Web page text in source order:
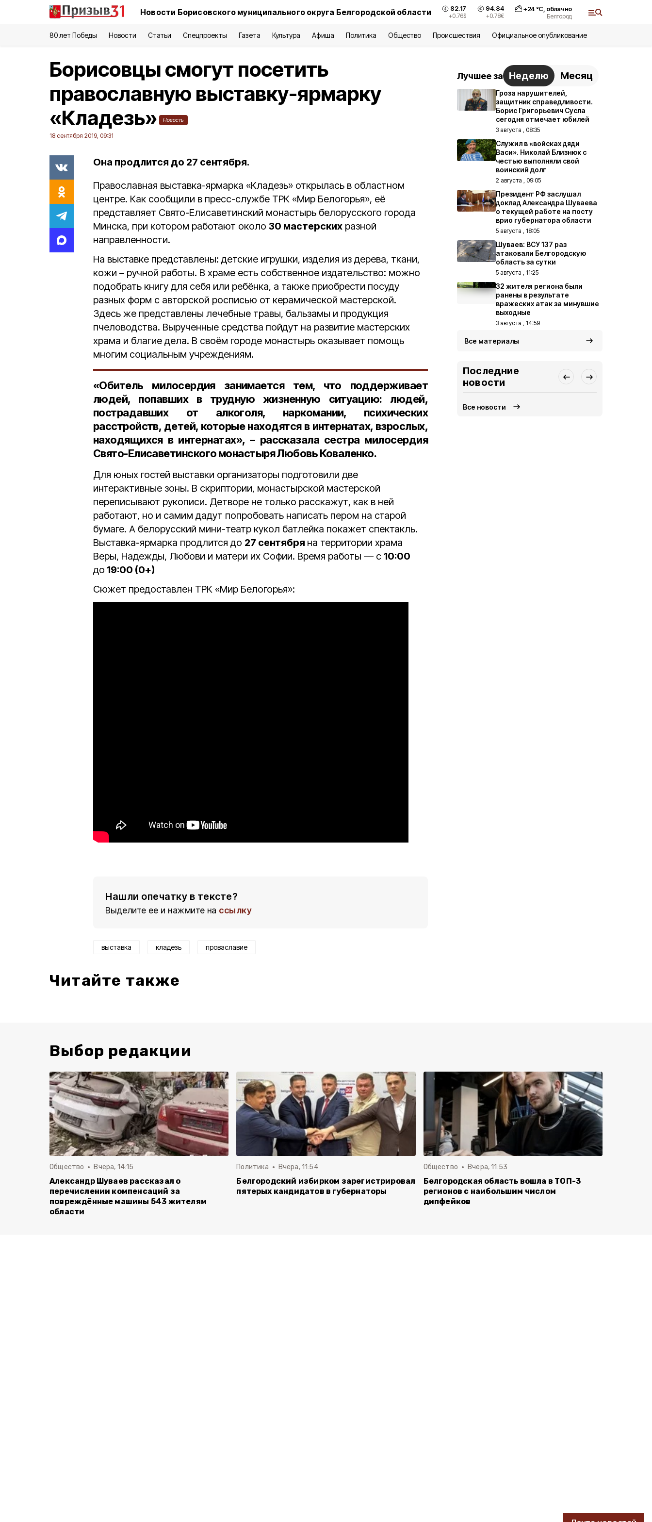
Новости Борисовского муниципального округа Белгородской области 82.17
+0.76$
94.84
+0.78€
+24°С, облачно
Белгород
80 лет Победы Новости Статьи Спецпроекты Газета Культура Афиша Политика Общество Происшествия Официальное опубликование
Борисовцы смогут посетить
православную выставку-ярмарку
«Кладезь»
Новость
18 сентября 2019, 09:31
Она продлится до 27 сентября.
Православная выставка-ярмарка «Кладезь» открылась в областном
центре. Как сообщили в пресс-службе ТРК «Мир Белогорья», её
представляет Свято-Елисаветинский монастырь белорусского города
Минска, при котором работают около 30 мастерских разной
направленности.
На выставке представлены: детские игрушки, изделия из дерева, ткани,
кожи – ручной работы. В храме есть собственное издательство: можно
подобрать книгу для себя или ребёнка, а также приобрести посуду
разных форм с авторской росписью от керамической мастерской.
Здесь же представлены лечебные травы, бальзамы и продукция
пчеловодства. Вырученные средства пойдут на развитие мастерских
храма и благие дела. В своём городе монастырь оказывает помощь
многим социальным учреждениям.
«Обитель милосердия занимается тем, что поддерживает
людей, попавших в трудную жизненную ситуацию: людей,
пострадавших от алкоголя, наркомании, психических
расстройств, детей, которые находятся в интернатах, взрослых,
находящихся в интернатах», – рассказала сестра милосердия
Свято-Елисаветинского монастыряЛюбовь Коваленко.
Для юных гостей выставки организаторы подготовили две
интерактивные зоны. В скриптории, монастырской мастерской
переписывают рукописи. Детворе не только расскажут, как в ней
работают, но и самим дадут попробовать написать пером на старой
бумаге. А белорусский мини-театр кукол батлейка покажет спектакль.
Выставка-ярмарка продлится до 27 сентября на территории храма
Веры, Надежды, Любови и матери их Софии. Время работы — с 10:00
до 19:00 (0+)
Сюжет предоставлен ТРК «Мир Белогорья»:
Нашли опечатку в тексте?
Выделите ее и нажмите на ссылку
выставка кладезь проваславие
Читайте также
Лучшее за Неделю Месяц
Гроза нарушителей,
защитник справедливости.
Борис Григорьевич Сусла
сегодня отмечает юбилей
3 августа , 08:35
Служил в «войсках дяди
Васи». Николай Близнюк с
честью выполняли свой
воинский долг
2 августа , 09:05
Президент РФ заслушал
доклад Александра Шуваева
о текущей работе на посту
врио губернатора области
5 августа , 18:05
Шуваев: ВСУ 137 раз
атаковали Белгородскую
область за сутки
5 августа , 11:25
32 жителя региона были
ранены в результате
вражеских атак за минувшие
выходные
3 августа , 14:59
Все материалы
Последние
новости
Все новости
Выбор редакции
Общество Вчера, 14:15
Александр Шуваев рассказал о
перечислении компенсаций за
повреждённые машины 543 жителям
области
Политика Вчера, 11:54
Белгородский избирком зарегистрировал
пятерых кандидатов в губернаторы
Общество Вчера, 11:53
Белгородская область вошла в ТОП-3
регионов с наибольшим числом
дипфейков